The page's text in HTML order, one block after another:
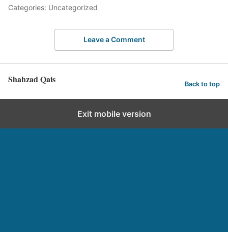
Categories: Uncategorized
Leave a Comment
Shahzad Qais Back to top
Exit mobile version